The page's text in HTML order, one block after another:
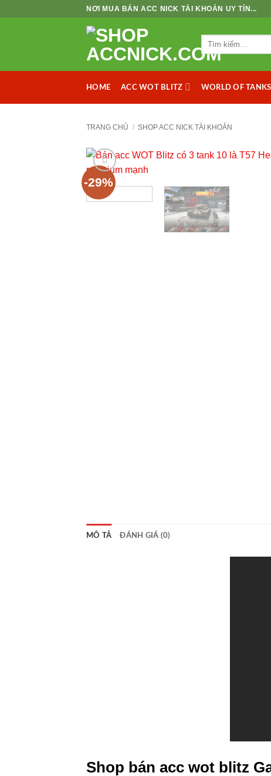
NƠI MUA BÁN ACC NICK TÀI KHOẢN UY TÍN...
Tìm
kiếm:
HOME ACC WOT BLITZ WORLD OF
TRANG CHỦ / SHOP ACC NICK TÀI KHOẢN
-29%
MÔ TẢ ĐÁNH GIÁ (0)
Shop bán acc wot blitz